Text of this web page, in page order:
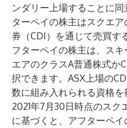
ンダリー上場することに
ターペイの株主はスクエ
券（CDI）を通じて売買す
フターペイの株主は、ス
エアのクラスA普通株式か
択できます。ASX上場の
数に組み入れられる資格を
2021年7月30日時点のスク
に基づくと、アフターペイ